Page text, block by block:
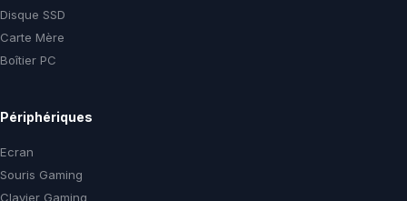
Disque SSD
Carte Mère
Boîtier PC
Périphériques
Ecran
Souris Gaming
Clavier Gaming